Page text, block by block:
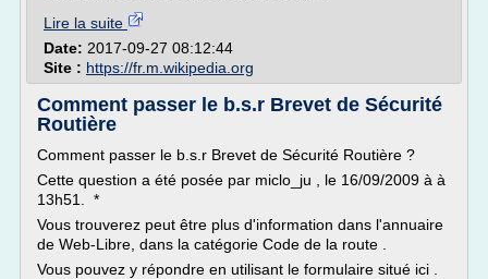
Lire la suite
Date: 2017-09-27 08:12:44
Site : https://fr.m.wikipedia.org
Comment passer le b.s.r Brevet de Sécurité
Routière
Comment passer le b.s.r Brevet de Sécurité Routière ?
Cette question a été posée par miclo_ju , le 16/09/2009 à à
13h51. *
Vous trouverez peut être plus d'information dans l'annuaire
de Web-Libre, dans la catégorie Code de la route .
Vous pouvez y répondre en utilisant le formulaire situé ici .